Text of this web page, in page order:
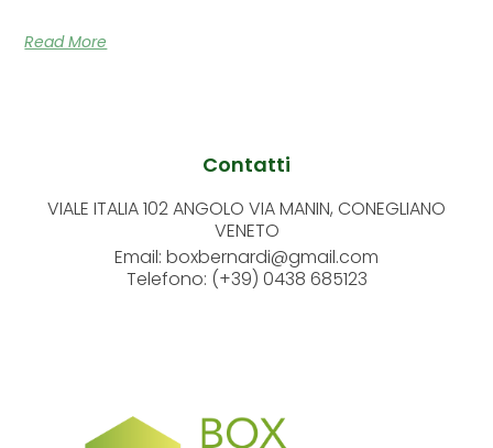
Read More
Contatti
VIALE ITALIA 102 ANGOLO VIA MANIN, CONEGLIANO
VENETO
Email: boxbernardi@gmail.com
Telefono: (+39) 0438 685123